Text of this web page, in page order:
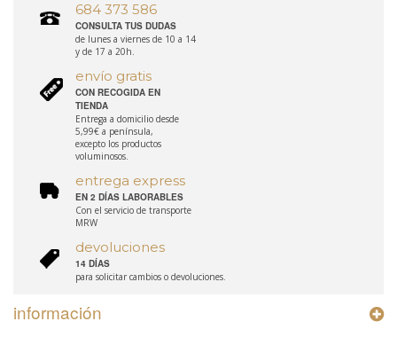
684 373 586
CONSULTA TUS DUDAS
de lunes a viernes de 10 a 14
y de 17 a 20h.
envío gratis
CON RECOGIDA EN
TIENDA
Entrega a domicilio desde
5,99€ a península,
excepto los productos
voluminosos.
entrega express
EN 2 DÍAS LABORABLES
Con el servicio de transporte
MRW
devoluciones
14 DÍAS
para solicitar cambios o devoluciones.
información